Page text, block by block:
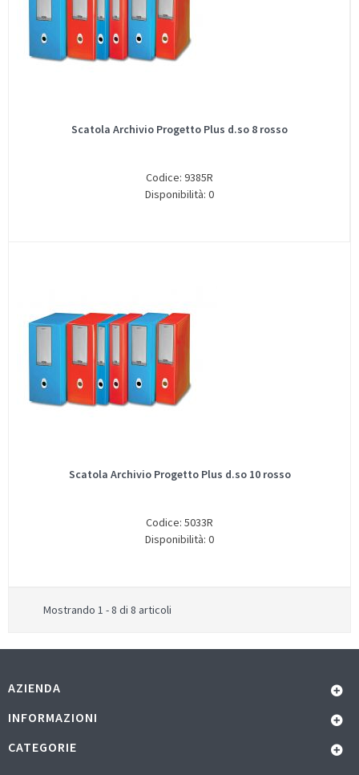
Scatola Archivio Progetto Plus d.so 8 rosso
Codice: 9385R
Disponibilità: 0
Scatola Archivio Progetto Plus d.so 10 rosso
Codice: 5033R
Disponibilità: 0
Mostrando 1 - 8 di 8 articoli
AZIENDA
INFORMAZIONI
CATEGORIE